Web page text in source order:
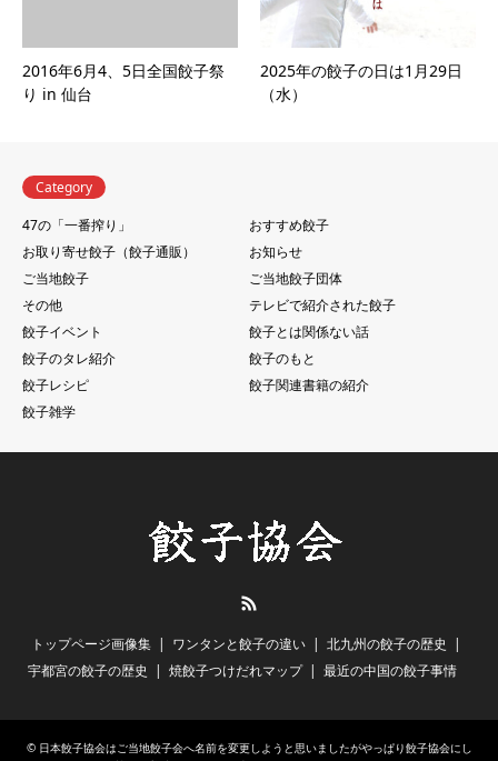
2016年6月4、5日全国餃子祭
り in 仙台
2025年の餃子の日は1月29日
（水）
Category
47の「一番搾り」
おすすめ餃子
お取り寄せ餃子（餃子通販）
お知らせ
ご当地餃子
ご当地餃子団体
その他
テレビで紹介された餃子
餃子イベント
餃子とは関係ない話
餃子のタレ紹介
餃子のもと
餃子レシピ
餃子関連書籍の紹介
餃子雑学
トップページ画像集 ワンタンと餃子の違い
北九州の餃子の歴史
宇都宮の餃子の歴史
焼餃子つけだれマップ 最近の中国の餃子事情
© 日本餃子協会はご当地餃子会へ名前を変更しようと思いましたがやっぱり餃子協会にし